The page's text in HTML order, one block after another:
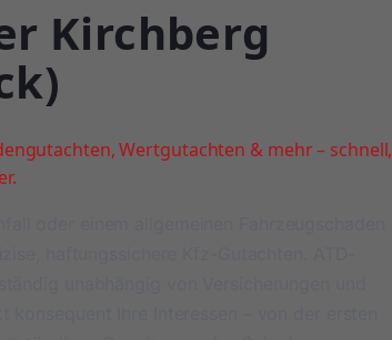
Kirchberg
Wertgutachten & mehr – schnell,